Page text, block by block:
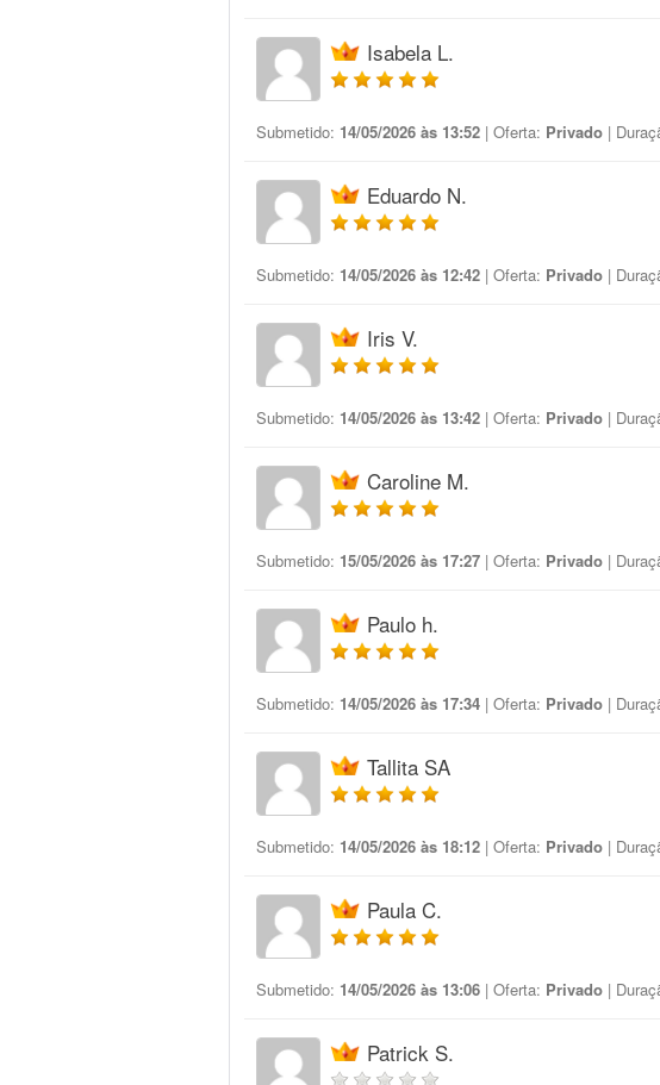
Isabela L.
Submetido: 14/05/2026 às 13:52 | Oferta: Privado |
Eduardo N.
Submetido: 14/05/2026 às 12:42 | Oferta: Privado |
Iris V.
Submetido: 14/05/2026 às 13:42 | Oferta: Privado |
Caroline M.
Submetido: 15/05/2026 às 17:27 | Oferta: Privado |
Paulo h.
Submetido: 14/05/2026 às 17:34 | Oferta: Privado |
Tallita SA
Submetido: 14/05/2026 às 18:12 | Oferta: Privado |
Paula C.
Submetido: 14/05/2026 às 13:06 | Oferta: Privado |
Patrick S.